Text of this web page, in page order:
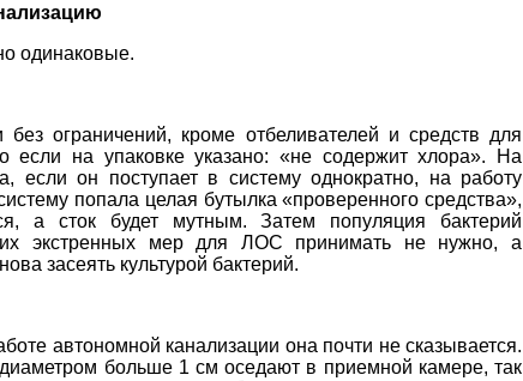
одинаковые.
ограничений, кроме отбеливателей и средств для
если на упаковке указано: «не содержит хлора». На
если он поступает в систему однократно, на работу
попала целая бутылка «проверенного средства»,
а сток будет мутным. Затем популяция бактерий
экстренных мер для ЛОС принимать не нужно, а
засеять культурой бактерий.
автономной канализации она почти не сказывается.
больше 1 см оседают в приемной камере, так